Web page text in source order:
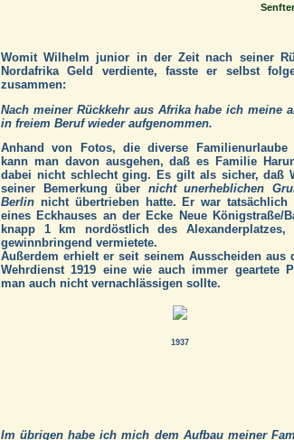
Womit Wilhelm junior in der Zeit nach seiner
Nordafrika Geld verdiente, fasste er selbst
zusammen:
Nach meiner Rückkehr aus Afrika habe ich meine
in freiem Beruf wieder aufgenommen.
Anhand von Fotos, die diverse Familienurlaube
kann man davon ausgehen, daß es Familie
dabei nicht schlecht ging. Es gilt als sicher, daß
seiner Bemerkung über nicht unerheblichen
Berlin nicht übertrieben hatte. Er war tatsächlich
eines Eckhauses an der Ecke Neue Königstraße/
knapp 1 km nordöstlich des Alexanderplatzes,
gewinnbringend vermietete.
Außerdem erhielt er seit seinem Ausscheiden aus
Wehrdienst 1919 eine wie auch immer geartete
man auch nicht vernachlässigen sollte.
1937
Im übrigen habe ich mich dem Aufbau meiner